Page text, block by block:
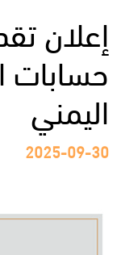
إعلان
حسابات
اليمني
2025-09-30